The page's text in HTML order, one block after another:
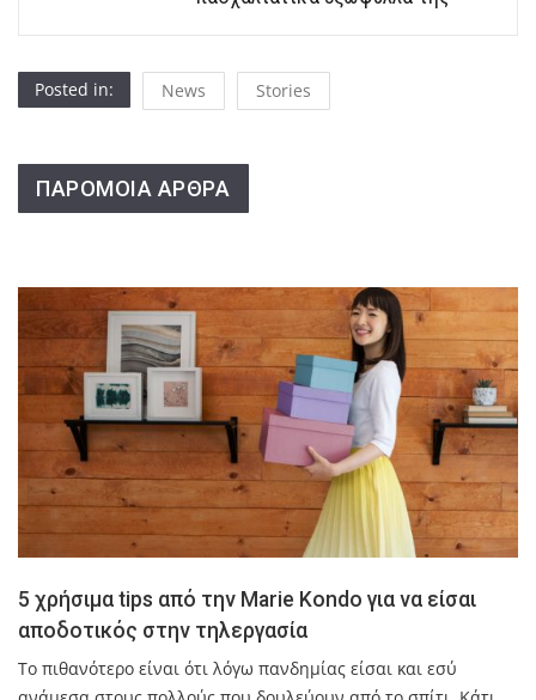
Posted in: News Stories
ΠΑΡΟΜΟΙΑ ΑΡΘΡΑ
5 χρήσιμα tips από την Marie Kondo για να είσαι
αποδοτικός στην τηλεργασία
Το πιθανότερο είναι ότι λόγω πανδημίας είσαι και εσύ